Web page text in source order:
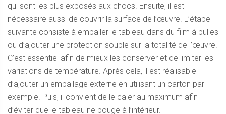
qui sont les plus exposés aux chocs. Ensuite, il est
nécessaire aussi de couvrir la surface de l’œuvre. L’étape
suivante consiste à emballer le tableau dans du film à bulles
ou d’ajouter une protection souple sur la totalité de l’œuvre.
C’est essentiel afin de mieux les conserver et de limiter les
variations de température. Après cela, il est réalisable
d’ajouter un emballage externe en utilisant un carton par
exemple. Puis, il convient de le caler au maximum afin
d’éviter que le tableau ne bouge à l’intérieur.